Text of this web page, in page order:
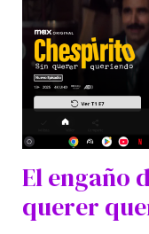
El engaño
querer